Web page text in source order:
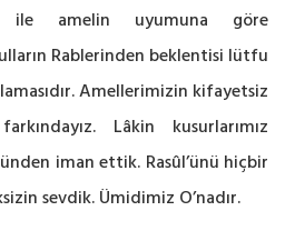
ile amelin uyumuna göre
Rablerinden beklentisi lütfu
Amellerimizin kifayetsiz
Lâkin kusurlarımız
iman ettik. Rasûl’ünü hiçbir
sevdik. Ümidimiz O’nadır.